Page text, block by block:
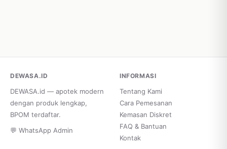
DEWASA.ID
DEWASA.id — apotek modern
dengan produk lengkap,
BPOM terdaftar.
💬 WhatsApp Admin
INFORMASI
Tentang Kami
Cara Pemesanan
Kemasan Diskret
FAQ & Bantuan
Kontak